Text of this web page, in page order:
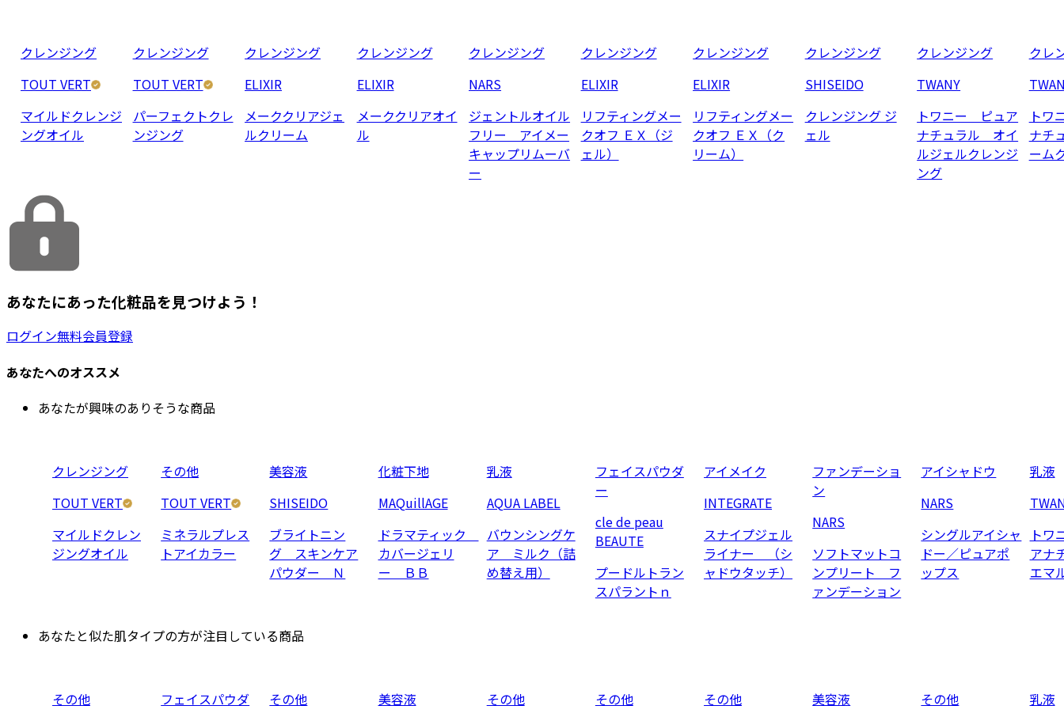
クレンジング
TOUT VERT
マイルドクレンジ
ングオイル
クレンジング
TOUT VERT
パーフェクトクレ
ンジング
クレンジング
ELIXIR
メーククリアジェ
ルクリーム
クレンジング
ELIXIR
メーククリアオイ
ル
クレンジング
NARS
ジェントルオイル
フリー アイメー
キャップリムーバ
ー
クレンジング
ELIXIR
リフティングメー
クオフ ＥＸ（ジ
ェル）
クレンジング
ELIXIR
リフティングメー
クオフ ＥＸ（ク
リーム）
クレンジング
SHISEIDO
クレンジング ジ
ェル
クレンジング
TWANY
トワニー ピュア
ナチュラル オイ
ルジェルクレンジ
ング
クレ
トワ
ナチ
ーム
あなたにあった化粧品を見つけよう！
ログイン無料会員登録
あなたへのオススメ
あなたが興味のありそうな商品
クレンジング
TOUT VERT
マイルドクレン
ジングオイル
その他
TOUT VERT
ミネラルプレス
トアイカラー
美容液
SHISEIDO
ブライトニン
グ スキンケア
パウダー Ｎ
化粧下地
MAQuillAGE
ドラマティック
カバージェリ
ー ＢＢ
乳液
AQUA LABEL
バウンシングケ
ア ミルク（詰
め替え用）
フェイスパウダ
ー
cle de peau
BEAUTE
プードルトラン
スパラントｎ
アイメイク
INTEGRATE
スナイプジェル
ライナー （シ
ャドウタッチ）
ファンデーショ
ン
NARS
ソフトマットコ
ンプリート フ
ァンデーション
アイシャドウ
NARS
シングルアイシャ
ドー／ピュアポ
ップス
乳液
ト
アナ
エマ
あなたと似た肌タイプの方が注目している商品
その他
フェイスパウダ
その他
美容液
その他
その他
その他
美容液
その他
乳液